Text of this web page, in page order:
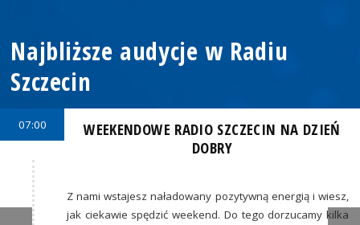
Najbliższe audycje w Radiu
Szczecin
07:00
WEEKENDOWE RADIO SZCZECIN NA DZIEŃ
DOBRY
Z nami wstajesz naładowany pozytywną energią i wiesz,
jak ciekawie spędzić weekend. Do tego dorzucamy kilka